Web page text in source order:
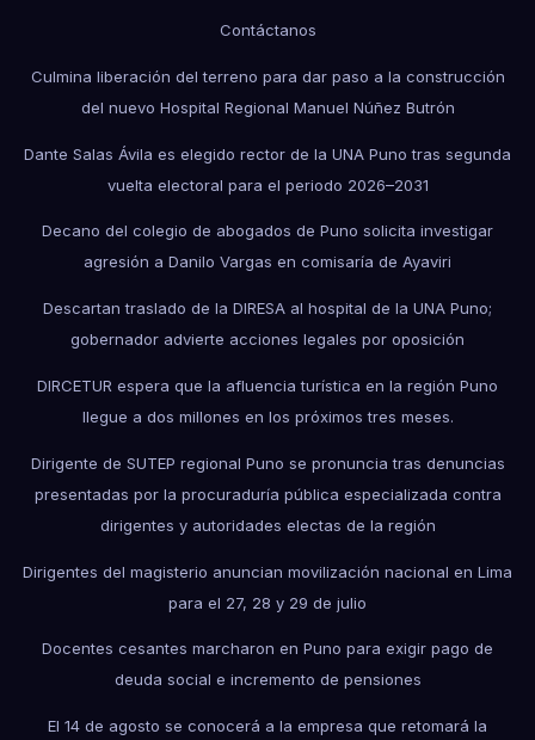
Contáctanos
Culmina liberación del terreno para dar paso a la construcción
del nuevo Hospital Regional Manuel Núñez Butrón
Dante Salas Ávila es elegido rector de la UNA Puno tras segunda
vuelta electoral para el periodo 2026–2031
Decano del colegio de abogados de Puno solicita investigar
agresión a Danilo Vargas en comisaría de Ayaviri
Descartan traslado de la DIRESA al hospital de la UNA Puno;
gobernador advierte acciones legales por oposición
DIRCETUR espera que la afluencia turística en la región Puno
llegue a dos millones en los próximos tres meses.
Dirigente de SUTEP regional Puno se pronuncia tras denuncias
presentadas por la procuraduría pública especializada contra
dirigentes y autoridades electas de la región
Dirigentes del magisterio anuncian movilización nacional en Lima
para el 27, 28 y 29 de julio
Docentes cesantes marcharon en Puno para exigir pago de
deuda social e incremento de pensiones
El 14 de agosto se conocerá a la empresa que retomará la